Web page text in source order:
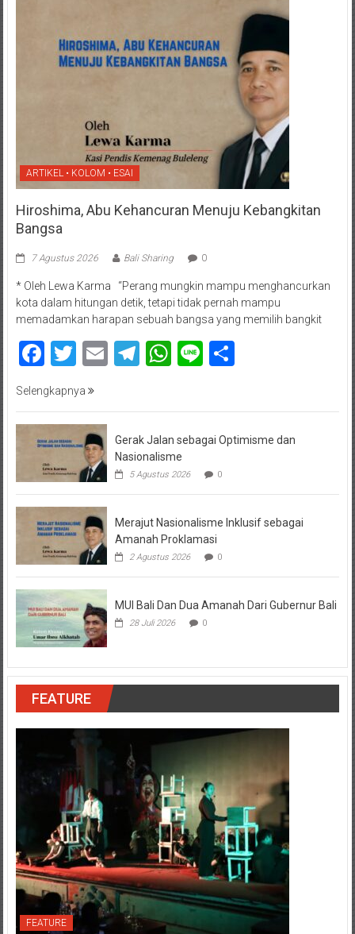
ARTIKEL • KOLOM • ESAI
Hiroshima, Abu Kehancuran Menuju Kebangkitan
Bangsa
7 Agustus 2026 Bali Sharing 0
* Oleh Lewa Karma “Perang mungkin mampu menghancurkan
kota dalam hitungan detik, tetapi tidak pernah mampu
memadamkan harapan sebuah bangsa yang memilih bangkit
Facebook
Twitter
EmailTelegram
WhatsApp
Line
Selengkapnya
Gerak Jalan sebagai Optimisme dan
Nasionalisme
5 Agustus 2026 0
Merajut Nasionalisme Inklusif sebagai
Amanah Proklamasi
2 Agustus 2026 0
MUI Bali Dan Dua Amanah Dari Gubernur Bali
28 Juli 2026 0
FEATURE
FEATURE